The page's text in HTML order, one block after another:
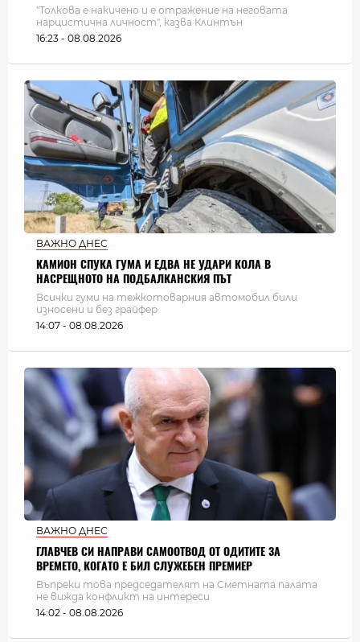
"Толкова е накичено и е отражение на неговата
нарцистична личност", казва Клинтън
16:23 - 08.08.2026
ВАЖНО ДНЕС
КАМИОН СПУКА ГУМА И ЕДВА НЕ УДАРИ КОЛА В
НАСРЕЩНОТО НА ПОДБАЛКАНСКИЯ ПЪТ
Всички гуми на тежкотоварния автомобил били
износени и без грайфер
14:07 - 08.08.2026
ВАЖНО ДНЕС
ГЛАВЧЕВ СИ НАПРАВИ САМООТВОД ОТ ОДИТИТЕ ЗА
ВРЕМЕТО, КОГАТО Е БИЛ СЛУЖЕБЕН ПРЕМИЕР
Въпреки това председателят на Сметната палата
не вижда конфликт на интереси
14:02 - 08.08.2026